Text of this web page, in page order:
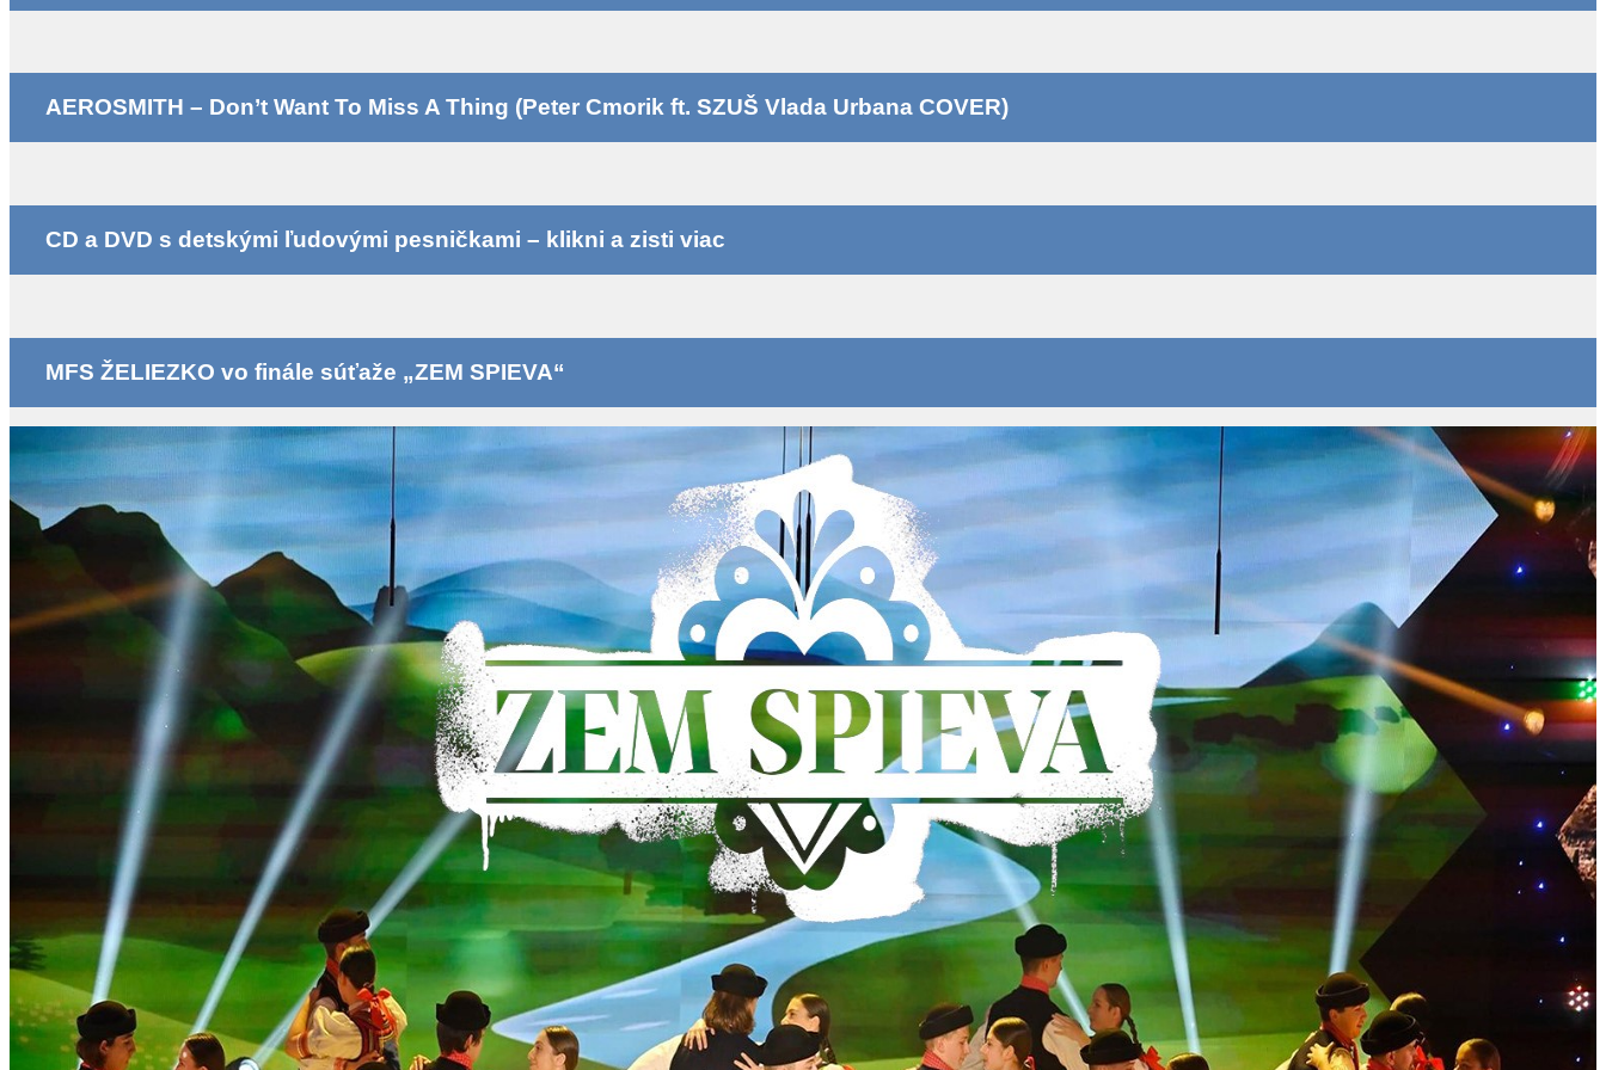
AEROSMITH – Don’t Want To Miss A Thing (Peter Cmorik ft. SZUŠ Vlada Urbana COVER)
CD a DVD s detskými ľudovými pesničkami – klikni a zisti viac
MFS ŽELIEZKO vo finále súťaže „ZEM SPIEVA“